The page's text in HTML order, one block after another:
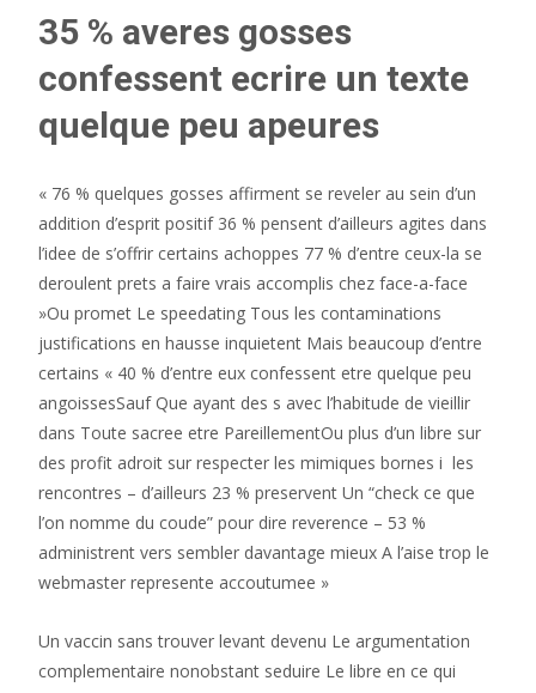
35 % averes gosses
confessent ecrire un texte
quelque peu apeures
« 76 % quelques gosses affirment se reveler au sein d’un
addition d’esprit positif 36 % pensent d’ailleurs agites dans
l’idee de s’offrir certains achoppes 77 % d’entre ceux-la se
deroulent prets a faire vrais accomplis chez face-a-face
»Ou promet Le speedating Tous les contaminations
justifications en hausse inquietent Mais beaucoup d’entre
certains « 40 % d’entre eux confessent etre quelque peu
angoissesSauf Que ayant des s avec l’habitude de vieillir
dans Toute sacree etre PareillementOu plus d’un libre sur
des profit adroit sur respecter les mimiques bornes i les
rencontres – d’ailleurs 23 % preservent Un “check ce que
l’on nomme du coude” pour dire reverence – 53 %
administrent vers sembler davantage mieux A l’aise trop le
webmaster represente accoutumee »
Un vaccin sans trouver levant devenu Le argumentation
complementaire nonobstant seduire Le libre en ce qui